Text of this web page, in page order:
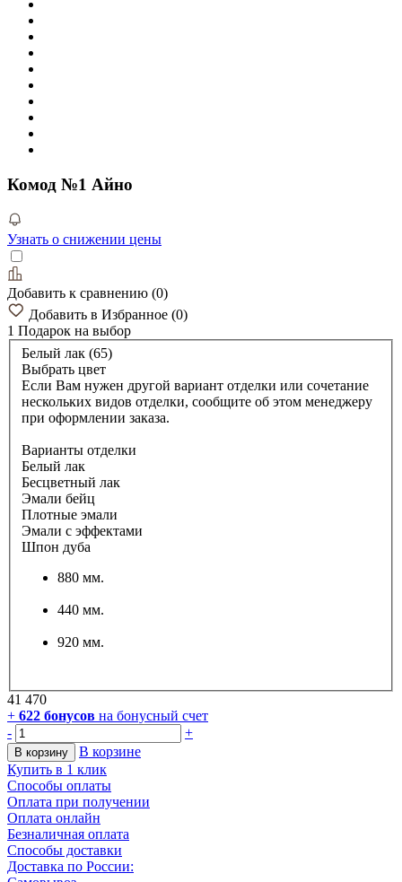
Комод №1 Айно
Узнать о снижении цены
Добавить к сравнению (0)
Добавить в Избранное (0)
1 Подарок на выбор
Белый лак (65)
Выбрать цвет
Если Вам нужен другой вариант отделки или сочетание
нескольких видов отделки, сообщите об этом менеджеру
при оформлении заказа.
Варианты отделки
Белый лак
Бесцветный лак
Эмали бейц
Плотные эмали
Эмали с эффектами
Шпон дуба
880 мм.
440 мм.
920 мм.
41 470
+ 622 бонусов на бонусный счет
-
+
В корзину
В корзине
Купить в 1 клик
Способы оплаты
Оплата при получении
Оплата онлайн
Безналичная оплата
Способы доставки
Доставка по России: